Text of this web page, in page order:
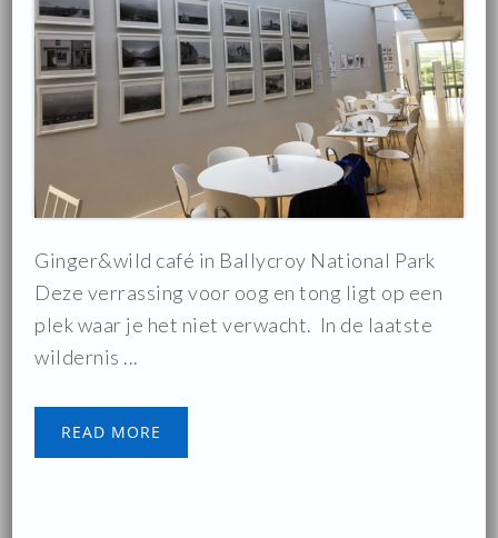
Ginger&wild café in Ballycroy National Park
Deze verrassing voor oog en tong ligt op een
plek waar je het niet verwacht. In de laatste
wildernis ...
READ MORE